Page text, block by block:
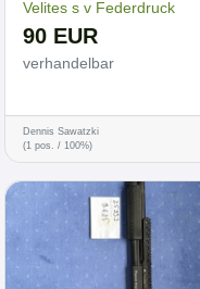
Velites s v Federdruck
90 EUR
verhandelbar
Dennis Sawatzki
(1 pos. / 100%)